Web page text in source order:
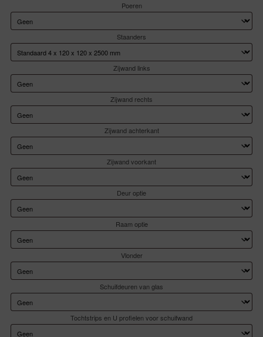
Poeren
Staanders
Zijwand links
Zijwand rechts
Zijwand achterkant
Zijwand voorkant
Deur optie
Raam optie
Vlonder
Schuifdeuren van glas
Tochtstrips en U profielen voor schuifwand